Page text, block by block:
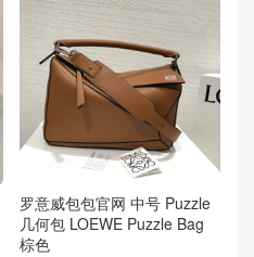
罗意威包包官网 中号 Puzzle
几何包 LOEWE Puzzle Bag
棕色